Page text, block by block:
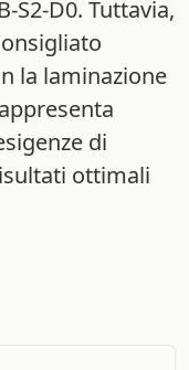
S2-D0. Tuttavia,
la laminazione
di
ottimali